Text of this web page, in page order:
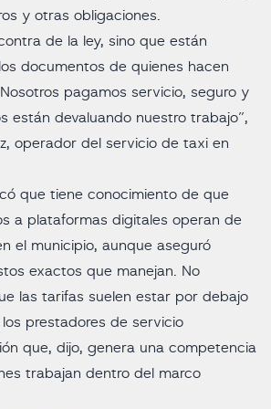
y otras obligaciones.
de la ley, sino que están
documentos de quienes hacen
pagamos servicio, seguro y
están devaluando nuestro trabajo”,
operador del servicio de taxi en
que tiene conocimiento de que
a plataformas digitales operan de
el municipio, aunque aseguró
exactos que manejan. No
las tarifas suelen estar por debajo
prestadores de servicio
que, dijo, genera una competencia
trabajan dentro del marco